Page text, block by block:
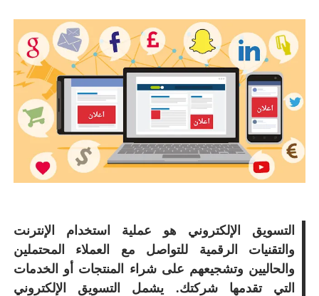
التسويق الإلكتروني هو عملية استخدام الإنترنت
والتقنيات الرقمية للتواصل مع العملاء المحتملين
والحاليين وتشجيعهم على شراء المنتجات أو الخدمات
التي تقدمها شركتك. يشمل التسويق الإلكتروني